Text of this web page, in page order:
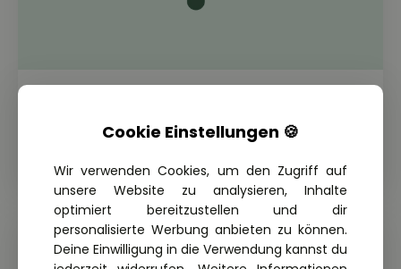
besonders gefährlich werden?
Cookie Einstellungen 🍪
Wir verwenden Cookies, um den Zugriff auf
unsere Website zu analysieren, Inhalte
optimiert bereitzustellen und dir
personalisierte Werbung anbieten zu können.
Deine Einwilligung in die Verwendung kannst du